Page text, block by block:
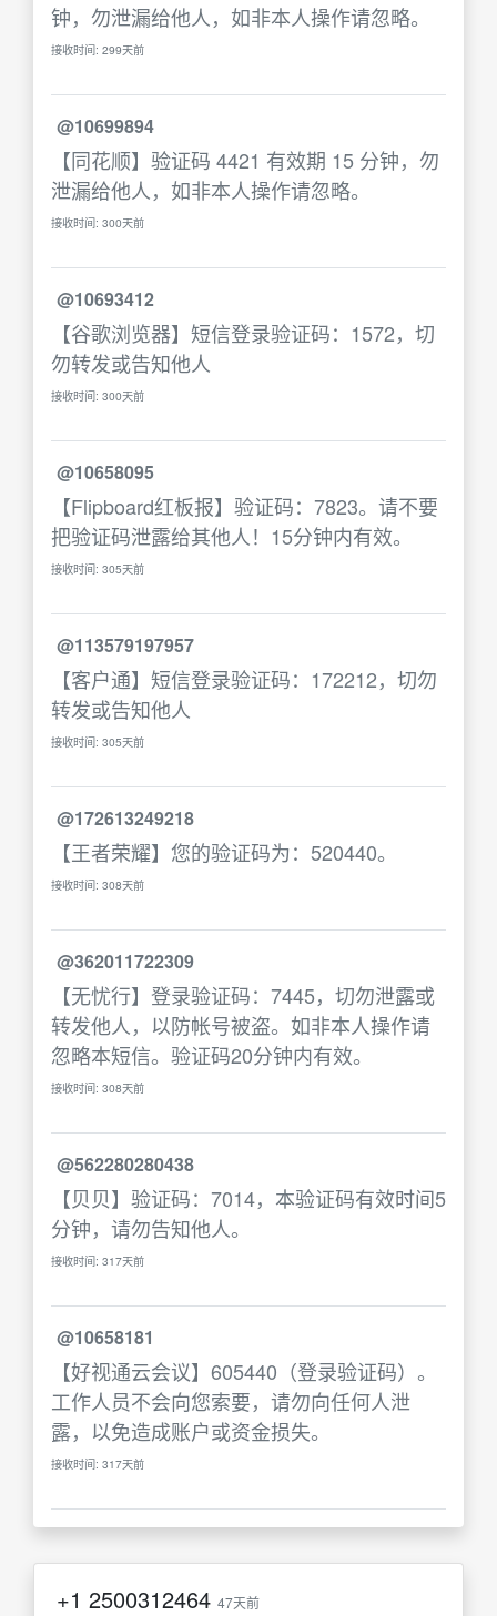
钟，勿泄漏给他人，如非本人操作请忽略。
接收时间: 299天前
@10699894
【同花顺】验证码 4421 有效期 15 分钟，勿
泄漏给他人，如非本人操作请忽略。
接收时间: 300天前
@10693412
【谷歌浏览器】短信登录验证码：1572，切
勿转发或告知他人
接收时间: 300天前
@10658095
【Flipboard红板报】验证码：7823。请不要
把验证码泄露给其他人！15分钟内有效。
接收时间: 305天前
@113579197957
【客户通】短信登录验证码：172212，切勿
转发或告知他人
接收时间: 305天前
@172613249218
【王者荣耀】您的验证码为：520440。
接收时间: 308天前
@362011722309
【无忧行】登录验证码：7445，切勿泄露或
转发他人，以防帐号被盗。如非本人操作请
忽略本短信。验证码20分钟内有效。
接收时间: 308天前
@562280280438
【贝贝】验证码：7014，本验证码有效时间5
分钟，请勿告知他人。
接收时间: 317天前
@10658181
【好视通云会议】605440（登录验证码）。
工作人员不会向您索要，请勿向任何人泄
露，以免造成账户或资金损失。
接收时间: 317天前
+1 2500312464 47天前